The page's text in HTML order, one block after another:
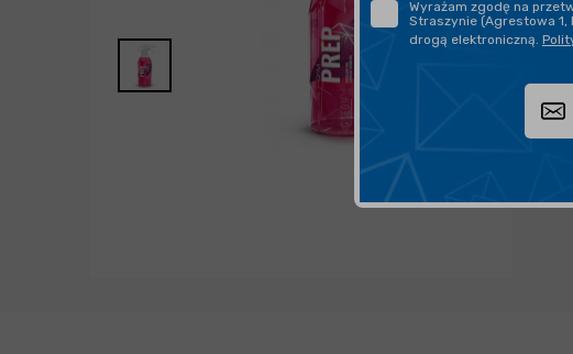
Wyrażam zgodę na
Straszynie (Agrestowa 1,
drogą elektroniczną.